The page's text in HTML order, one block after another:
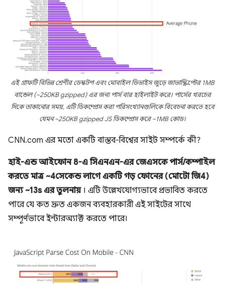
এই গ্রাফটি বিভিন্ন শ্রেণীর ডেস্কটপ এবং মোবাইল ডিভাইস জুড়ে জাভাস্ক্রিপ্টের 1MB
বান্ডেল (~250KB gzipped) এর জন্য পার্স বার হাইলাইট করে। পার্সের খরচের
দিকে তাকানোর সময়, এটি ডিকম্প্রেস করা পরিসংখ্যানগুলিকে বিবেচনা করতে হবে
যেমন ~250KB gzipped JS ডিকম্প্রেস করে ~1MB কোড।
CNN.com এর মতো একটি বাস্তব-বিশ্বের সাইট সম্পর্কে কী?
হাই-এন্ড আইফোন 8-এ সিএনএন-এর জেএসকে পার্স/কম্পাইল
করতে মাত্র ~4সেকেন্ড লাগে একটি গড় ফোনের (মোটো জি4)
জন্য ~13s এর তুলনায়। এটি উল্লেখযোগ্যভাবে প্রভাবিত করতে
পারে যে কত দ্রুত একজন ব্যবহারকারী এই সাইটের সাথে
সম্পূর্ণভাবে ইন্টারঅ্যাক্ট করতে পারে।